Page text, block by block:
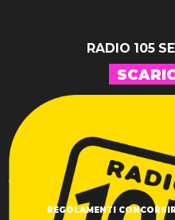
RADIO 105
REGOLAMENTI CONCORSI